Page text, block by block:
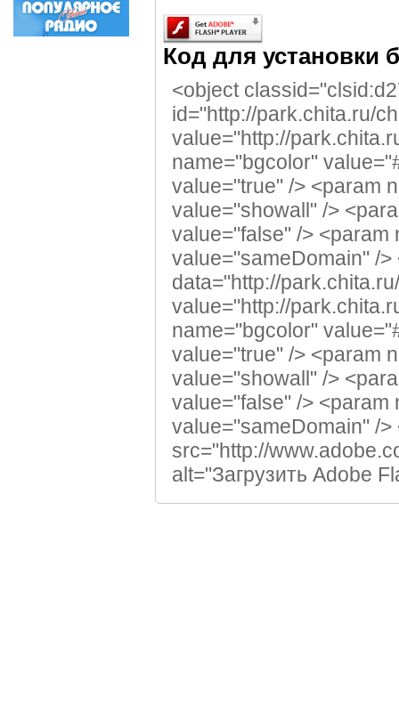
Код для установки
<object
id="http://park.chita.ru/
value="http://
name="bgcolor"
value="true" /> <param
value="showall" />
value="false" /> <param
value="sameDomain" /
data="http://
value="http://
name="bgcolor"
value="true" /> <param
value="showall" />
value="false" /> <param
value="sameDomain" /
src="http://
alt="Загрузить Adobe